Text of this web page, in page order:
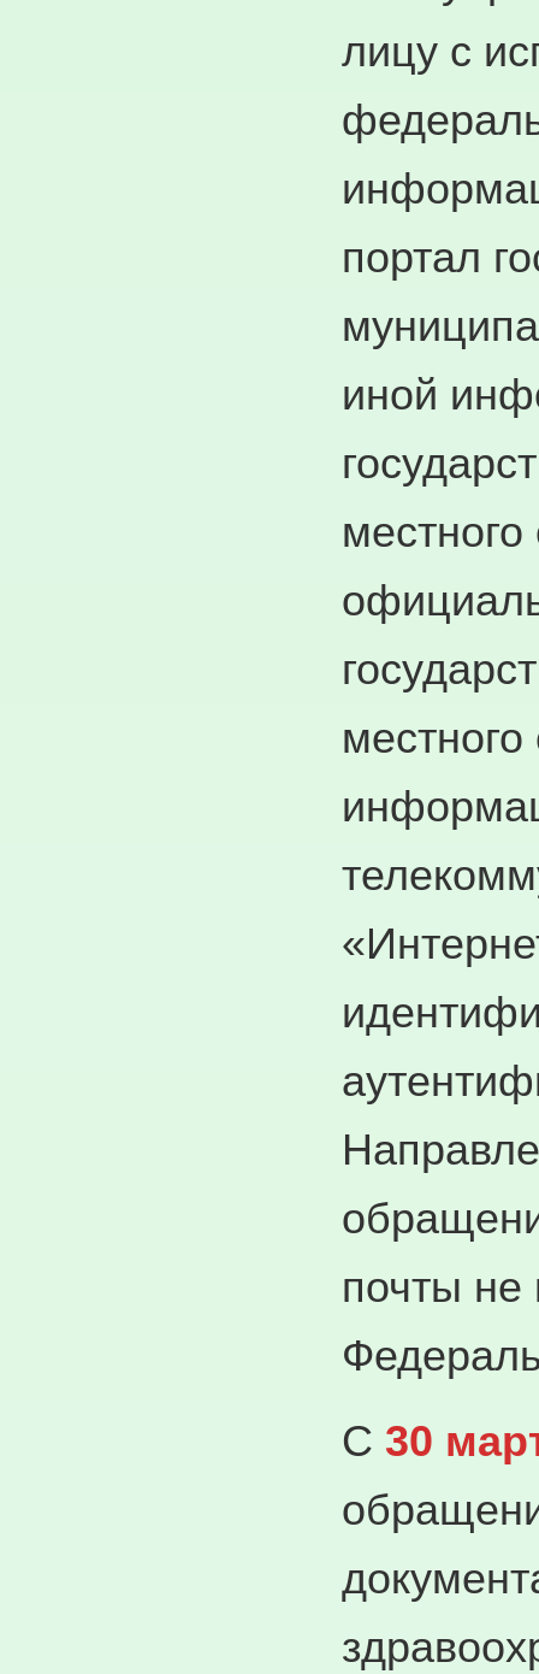
лицу с
портал
иной
почты не
С 30